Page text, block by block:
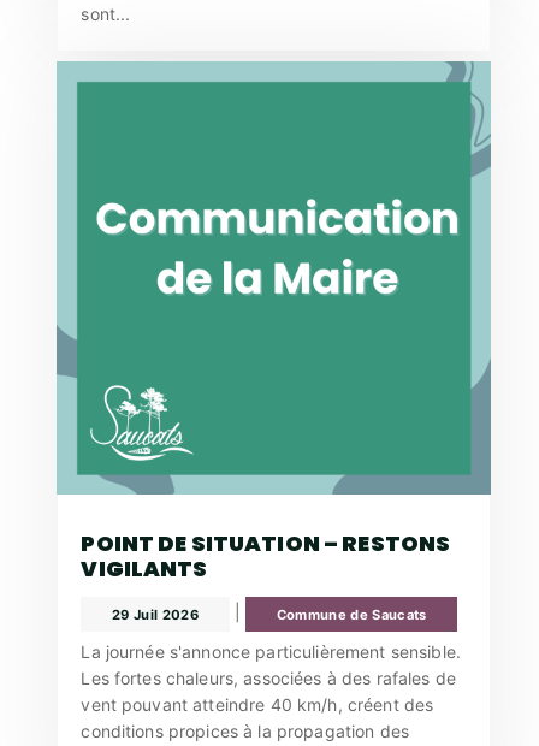
sont...
POINT DE SITUATION – RESTONS
VIGILANTS
29 Juil 2026 Commune de Saucats
La journée s'annonce particulièrement sensible.
Les fortes chaleurs, associées à des rafales de
vent pouvant atteindre 40 km/h, créent des
conditions propices à la propagation des